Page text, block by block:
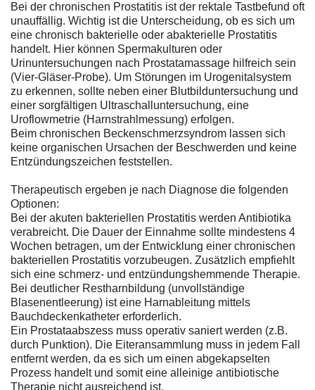
Bei der chronischen Prostatitis ist der rektale Tastbefund oft
unauffällig. Wichtig ist die Unterscheidung, ob es sich um
eine chronisch bakterielle oder abakterielle Prostatitis
handelt. Hier können Spermakulturen oder
Urinuntersuchungen nach Prostatamassage hilfreich sein
(Vier-Gläser-Probe). Um Störungen im Urogenitalsystem
zu erkennen, sollte neben einer Blutbilduntersuchung und
einer sorgfältigen Ultraschalluntersuchung, eine
Uroflowmetrie (Harnstrahlmessung) erfolgen.
Beim chronischen Beckenschmerzsyndrom lassen sich
keine organischen Ursachen der Beschwerden und keine
Entzündungszeichen feststellen.
Therapeutisch ergeben je nach Diagnose die folgenden
Optionen:
Bei der akuten bakteriellen Prostatitis werden Antibiotika
verabreicht. Die Dauer der Einnahme sollte mindestens 4
Wochen betragen, um der Entwicklung einer chronischen
bakteriellen Prostatitis vorzubeugen. Zusätzlich empfiehlt
sich eine schmerz- und entzündungshemmende Therapie.
Bei deutlicher Restharnbildung (unvollständige
Blasenentleerung) ist eine Harnableitung mittels
Bauchdeckenkatheter erforderlich.
Ein Prostataabszess muss operativ saniert werden (z.B.
durch Punktion). Die Eiteransammlung muss in jedem Fall
entfernt werden, da es sich um einen abgekapselten
Prozess handelt und somit eine alleinige antibiotische
Therapie nicht ausreichend ist.